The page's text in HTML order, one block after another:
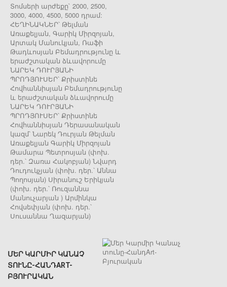
Տոմսերի արժեքը` 2000, 2500,
3000, 4000, 4500, 5000 դրամ:
ՀԵՂԻՆԱԿՆԵՐ՝ Թելման
Առաքելյան, Գարիկ Միրզոյան,
Արտակ Մանուկյան, Ռաֆի
Թադևոսյան Բեմադրությունը և
երաժշտական ձևավորումը
ՆԱՐԵԿ ԴՈՒՐՅԱՆԻ
ՊՐՈԴՅՈՒՍԵՐ՝ Քրիստինե
Հովհաննիսյան Բեմադրությունը
և երաժշտական ձևավորումը
ՆԱՐԵԿ ԴՈՒՐՅԱՆԻ
ՊՐՈԴՅՈՒՍԵՐ՝ Քրիստինե
Հովհաննիսյան Դերասանական
կազմ՝ Նարեկ Դուրյան Թելման
Առաքելյան Գարիկ Միրզոյան
Թամարա Պետրոսյան (փոխ.
դեր.՝ Զառա Հակոբյան) Նվարդ
Դուդուկչյան (փոխ. դեր.՝ Աննա
Պողոսյան) Սիրանուշ Երիկյան
(փոխ. դեր.՝ Ռուզաննա
Մանուչարյան ) Արմինկա
Հովսեփյան (փոխ. դեր.՝
Սուսաննա Ղազարյան)
ՄԵՐ ԿԱՐՄԻՐ ԿԱՆԱՉ
ՏՈՒՆԸ-ՀԱՆԴART-
ԲՅՈՒՐԱԿԱՆ